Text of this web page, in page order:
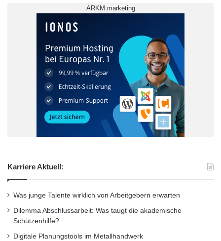
ARKM.marketing
Karriere Aktuell:
Was junge Talente wirklich von Arbeitgebern erwarten
Dilemma Abschlussarbeit: Was taugt die akademische
Schützenhilfe?
Digitale Planungstools im Metallhandwerk